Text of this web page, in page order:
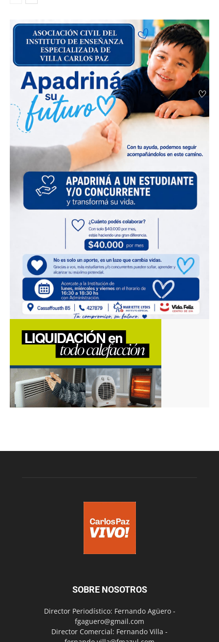
SOBRE NOSOTROS
Director Periodístico: Fernando Agüero -
fgaguero@gmail.com
Director Comercial: Fernando Villa -